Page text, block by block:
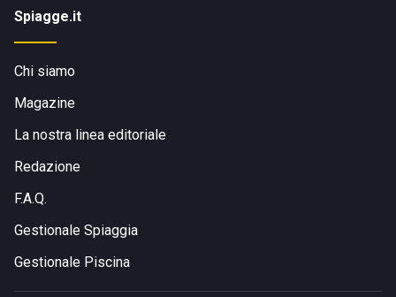
Spiagge.it
Chi siamo
Magazine
La nostra linea editoriale
Redazione
F.A.Q.
Gestionale Spiaggia
Gestionale Piscina